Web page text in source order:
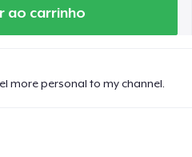
ao carrinho
more personal to my channel.